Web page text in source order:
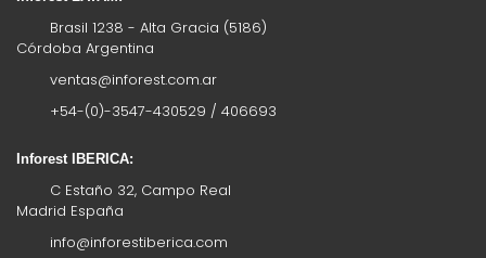
Brasil 1238 - Alta Gracia (5186)
Córdoba Argentina
ventas@inforest.com.ar
+54-(0)-3547-430529 / 406693
Inforest IBERICA:
C Estaño 32, Campo Real
Madrid España
info@inforestiberica.com